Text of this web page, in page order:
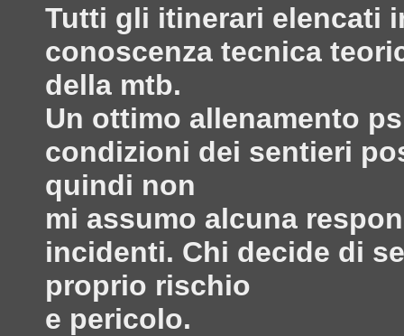
Tutti gli itinerari elencati
conoscenza tecnica
della mtb.
Un ottimo allenamento
condizioni dei sentieri
quindi non
mi assumo alcuna
incidenti. Chi decide di
proprio rischio
e pericolo.